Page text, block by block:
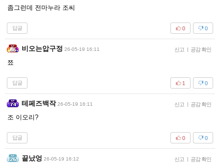
좀그런데 전마누라 조씨
답글 0
0
비오는압구정 26-05-19 16:11 신고 | 공감 확인
쬬
답글 0
1
테페즈백작 26-05-19 16:11 신고 | 공감 확인
조 이오리?
답글 0
0
끝났엉 26-05-19 16:12 신고 | 공감 확인